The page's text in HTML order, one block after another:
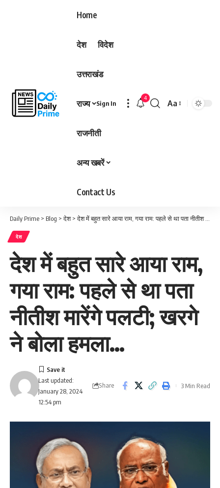
Home
देश विदेश
उत्तराखंड
राज्य
राजनीती
अन्य खबरें
Contact Us
Sign In
4
Font
Aa
Daily Prime > Blog >देश>देश में बहुत सारे आया राम, गया राम: पहले से था पता नीतीश मारेंगे पलटी; खरगे ने बोला हमला…
देश
देश में बहुत सारे आया राम,
गया राम: पहले से था पता
नीतीश मारेंगे पलटी; खरगे
ने बोला हमला…
Last updated:
January 28, 2024
12:54 pm
Share 3 Min Read